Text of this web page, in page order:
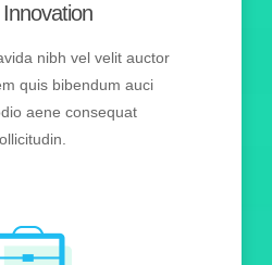
nibh vel velit auctor
quis bibendum auci
aene consequat